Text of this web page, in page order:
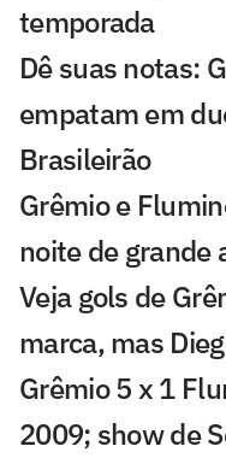
temporada
Dê suas notas:
empatam em
Brasileirão
Grêmio e
noite de grande
Veja gols de
marca, mas
Grêmio 5 x 1
2009; show de